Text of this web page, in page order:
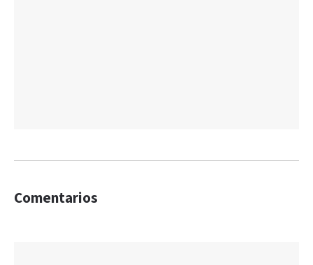
Comentarios